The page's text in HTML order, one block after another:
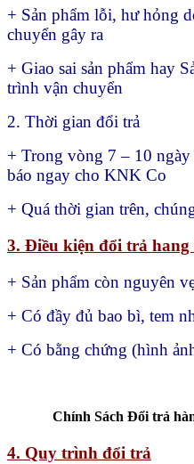
+ Sản phẩm lỗi, hư hỏng
chuyển gây ra
+ Giao sai sản phẩm hay
trình vận chuyển
2. Thời gian đổi trả
+ Trong vòng 7 – 10
báo ngay cho KNK Co
+ Quá thời gian trên,
3. Điều kiện đổi trả
+ Sản phẩm còn nguyên
+ Có đầy đủ bao bì, tem
+ Có bằng chứng (hình
Chính Sách Đổi trả
4. Quy trình đổi trả